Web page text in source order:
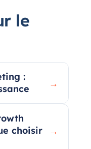
le
:
→
choisir
→